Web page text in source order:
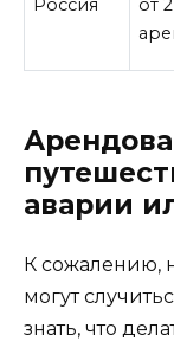
Россия
от
аварии
К сожалению,
могут
знать, что